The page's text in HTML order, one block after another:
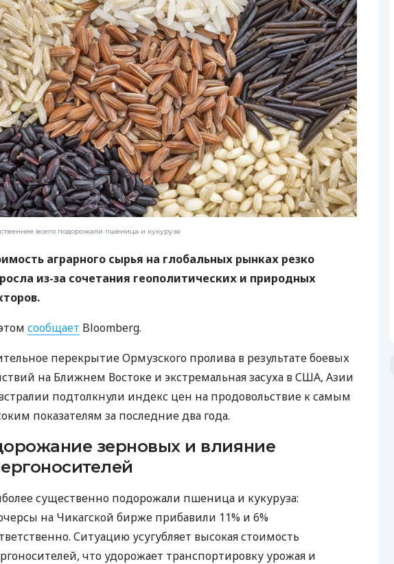
ЕЖЕМЕСЯЧНЫЙ ОБЗОР
КЕШБЭКА
ПУТЕВОДИТЕЛИ ПО
БАНКОВСКИМ КАРТАМ
всего подорожали пшеница и кукуруза
аграрного сырья на глобальных рынках резко
из-за сочетания геополитических и природных
сообщает Bloomberg.
перекрытие Ормузского пролива в результате боевых
на Ближнем Востоке и экстремальная засуха в США, Азии
подтолкнули индекс цен на продовольствие к самым
показателям за последние два года.
зерновых и влияние
существенно подорожали пшеница и кукуруза:
на Чикагской бирже прибавили 11% и 6%
Ситуацию усугубляет высокая стоимость
что удорожает транспортировку урожая и